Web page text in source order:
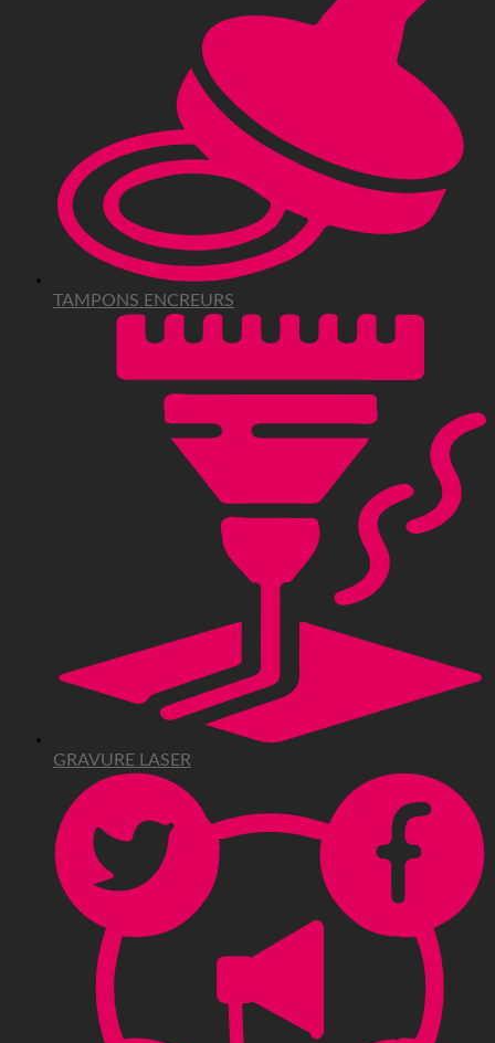
TAMPONS ENCREURS
GRAVURE LASER